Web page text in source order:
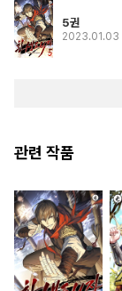
5권
2023.01.03
관련 작품